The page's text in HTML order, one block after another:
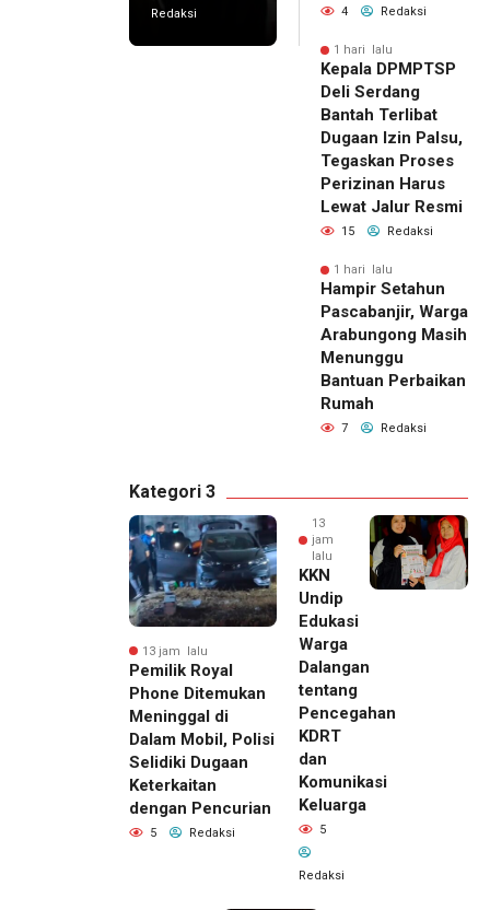
Redaksi
4 Redaksi
1 hari lalu
Kepala DPMPTSP
Deli Serdang
Bantah Terlibat
Dugaan Izin Palsu,
Tegaskan Proses
Perizinan Harus
Lewat Jalur Resmi
15 Redaksi
1 hari lalu
Hampir Setahun
Pascabanjir, Warga
Arabungong Masih
Menunggu
Bantuan Perbaikan
Rumah
7 Redaksi
Kategori 3
13 jam lalu
Pemilik Royal
Phone Ditemukan
Meninggal di
Dalam Mobil, Polisi
Selidiki Dugaan
Keterkaitan
dengan Pencurian
5 Redaksi
13
jam
lalu
KKN
Undip
Edukasi
Warga
Dalangan
tentang
Pencegahan
KDRT
dan
Komunikasi
Keluarga
5
Redaksi